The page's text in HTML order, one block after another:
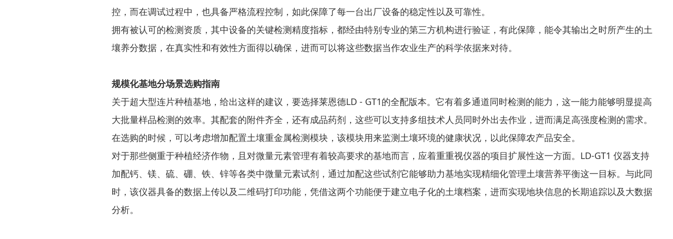
控，而在调试过程中，也具备严格流程控制，如此保障了每一台出厂设备的稳定性以及可靠性。
拥有被认可的检测资质，其中设备的关键检测精度指标，都经由特别专业的第三方机构进行验证，有此保障，能令其输出之时所产生的土
壤养分数据，在真实性和有效性方面得以确保，进而可以将这些数据当作农业生产的科学依据来对待。
规模化基地分场景选购指南
关于超大型连片种植基地，给出这样的建议，要选择莱恩德LD - GT1的全配版本。它有着多通道同时检测的能力，这一能力能够明显提高
大批量样品检测的效率。其配套的附件齐全，还有成品药剂，这些可以支持多组技术人员同时外出去作业，进而满足高强度检测的需求。
在选购的时候，可以考虑增加配置土壤重金属检测模块，该模块用来监测土壤环境的健康状况，以此保障农产品安全。
对于那些侧重于种植经济作物，且对微量元素管理有着较高要求的基地而言，应着重重视仪器的项目扩展性这一方面。LD-GT1 仪器支持
加配钙、镁、硫、硼、铁、锌等各类中微量元素试剂，通过加配这些试剂它能够助力基地实现精细化管理土壤营养平衡这一目标。与此同
时，该仪器具备的数据上传以及二维码打印功能，凭借这两个功能便于建立电子化的土壤档案，进而实现地块信息的长期追踪以及大数据
分析。